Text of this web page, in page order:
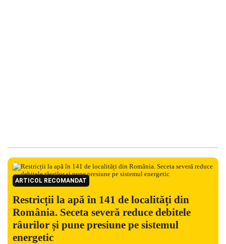
ARTICOL RECOMANDAT
Restricții la apă în 141 de localități din
România. Seceta severă reduce debitele
râurilor și pune presiune pe sistemul
energetic